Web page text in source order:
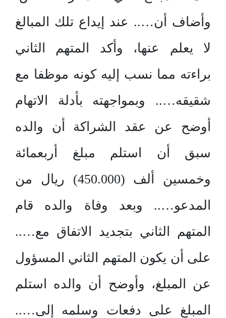
وأضاف أن….. عند إيداع تلك المبالغ
لا يعلم عنها، وأكد المتهم الثاني
براءته مما نسب إليه كونه موظفا مع
شقيقه….. وبمواجهته بأدلة الاتهام
أوضح عن عقد الشراكة أن والده
سبق أن استلم مبلغ أربعمائة
وخمسين ألف (450.000) ريال من
المدعو….. وبعد وفاة والده قام
المتهم الثاني بتجديد الاتفاق مع…..
على أن يكون المتهم الثاني المسؤول
عن المبلغ، وأوضح أن والده استلم
المبلغ على دفعات وسلمه إلى…..